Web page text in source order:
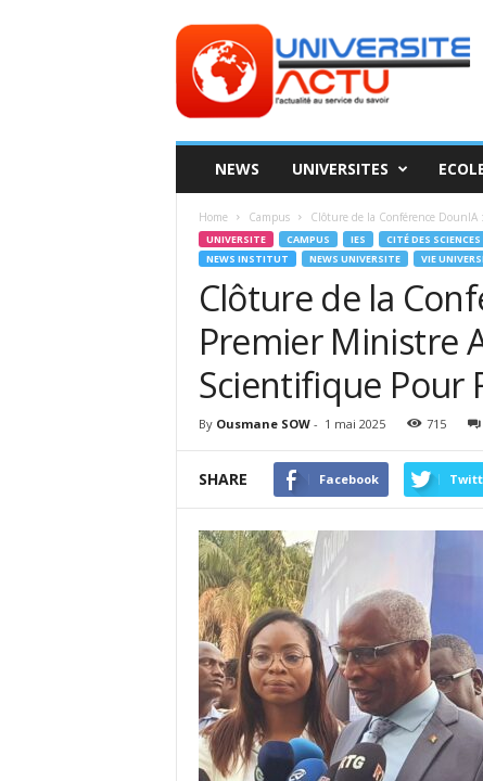
ACTU
NEWS UNIVERSITES
Home Campus Clôture de la Conférence
UNIVERSITE CAMPUS IES CITÉ DES
NEWS INSTITUT
NEWS UNIVERSITE VIE
Clôture de la
Premier Ministre
Scientifique Pour
By Ousmane SOW- 1 mai 2025 715
SHARE Facebook